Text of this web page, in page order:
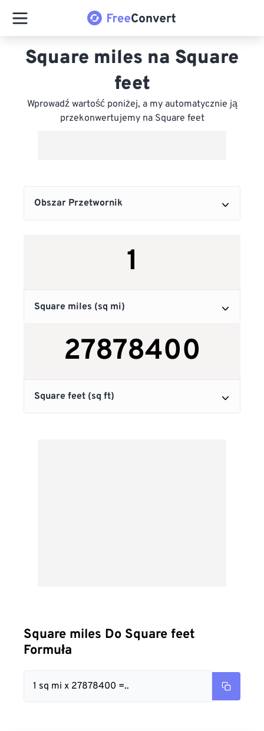
Square miles na Square
feet
Wprowadź wartość poniżej, a my automatycznie ją
przekonwertujemy na Square feet
Square miles Do Square feet
Formuła
1 sq mi x 27878400 =..